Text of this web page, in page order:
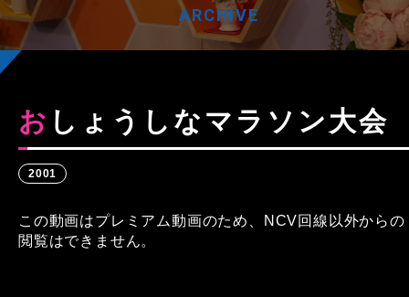
ARCHIVE
おしょうしなマラソン大会
2001
この動画はプレミアム動画のため、NCV回線以外からの
閲覧はできません。